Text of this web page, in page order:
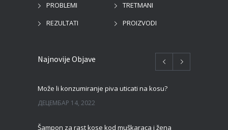
PROBLEMI
TRETMANI
REZULTATI
PROIZVODI
Najnovije Objave
Može li konzumiranje piva uticati na kosu?
ДЕЦЕМБАР 14, 2022
Šampon za rast kose kod muškaraca i žena